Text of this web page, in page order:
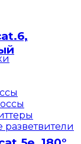
разветвители